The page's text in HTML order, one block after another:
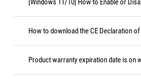
[Windows 11/10] How to Enable or
How to download the CE Declaration
Product warranty expiration date is on